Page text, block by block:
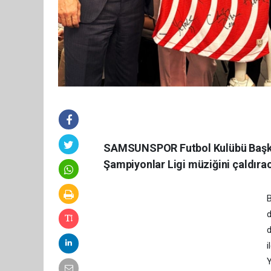
SAMSUNSPOR Futbol Kulübü
Şampiyonlar Ligi müziğini